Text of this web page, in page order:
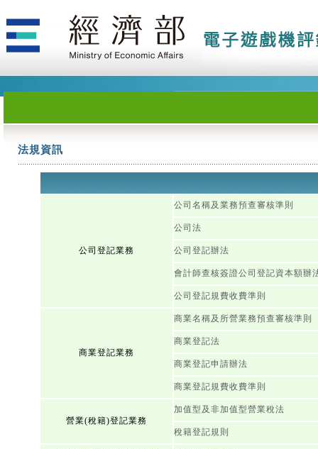
法規資訊
公司登記業務
公司名稱及業務預查審核準則
公司法
公司登記辦法
會計師查核簽證公司登記資本額辦
公司登記規費收費準則
商業登記業務
商業名稱及所營業務預查審核準則
商業登記法
商業登記申請辦法
商業登記規費收費準則
營業(稅籍)登記業務
加值型及非加值型營業稅法
稅籍登記規則